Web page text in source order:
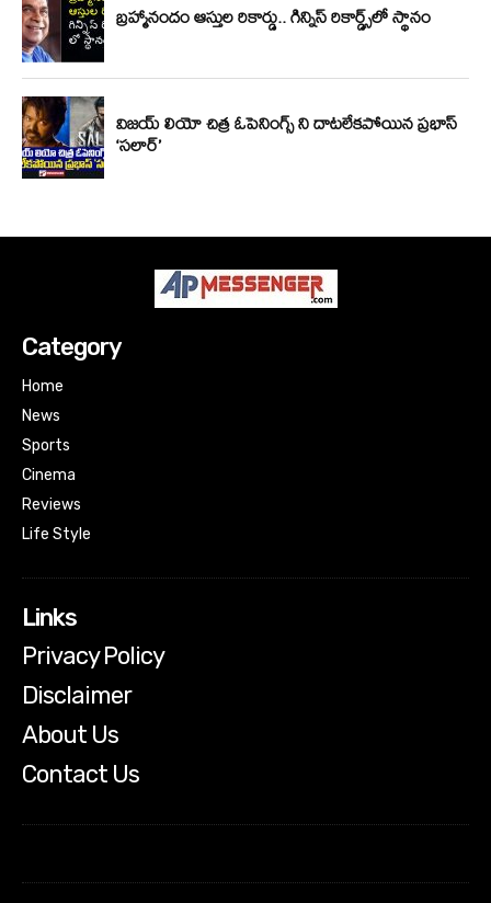
Category
Home
News
Sports
Cinema
Reviews
Life Style
Links
Privacy Policy
Disclaimer
About Us
Contact Us